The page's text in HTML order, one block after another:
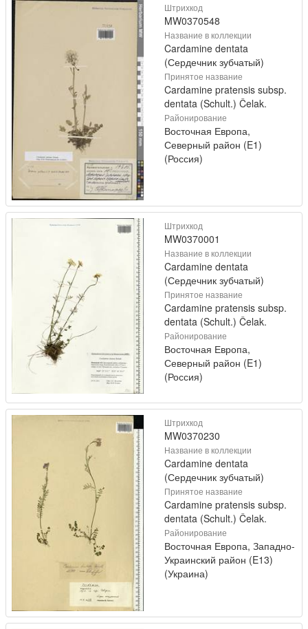
Штрихкод
MW0370548
Название в коллекции
Cardamine dentata
(Сердечник зубчатый)
Принятое название
Cardamine pratensis subsp.
dentata (Schult.) Čelak.
Районирование
Восточная Европа,
Северный район (E1)
(Россия)
Штрихкод
MW0370001
Название в коллекции
Cardamine dentata
(Сердечник зубчатый)
Принятое название
Cardamine pratensis subsp.
dentata (Schult.) Čelak.
Районирование
Восточная Европа,
Северный район (E1)
(Россия)
Штрихкод
MW0370230
Название в коллекции
Cardamine dentata
(Сердечник зубчатый)
Принятое название
Cardamine pratensis subsp.
dentata (Schult.) Čelak.
Районирование
Восточная Европа, Западно-
Украинский район (E13)
(Украина)